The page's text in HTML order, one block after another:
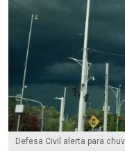
Defesa Civil alerta para